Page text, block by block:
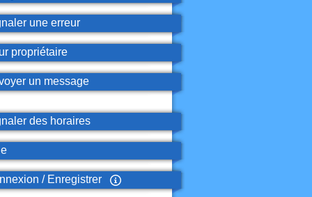
une erreur
propriétaire
un message
des horaires
/ Enregistrer